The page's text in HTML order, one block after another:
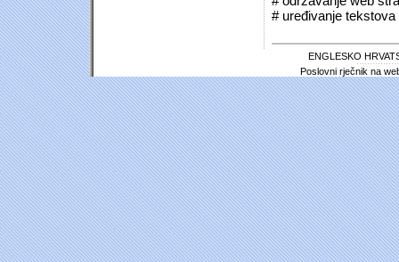
# uređivanje
ENGLESKO
Poslovni rječnik na